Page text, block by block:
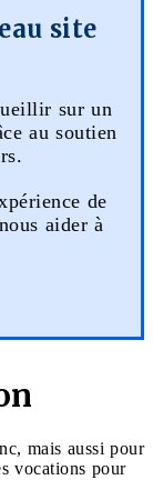
site
sur un
au soutien
de
aider à
mais aussi pour
vocations pour